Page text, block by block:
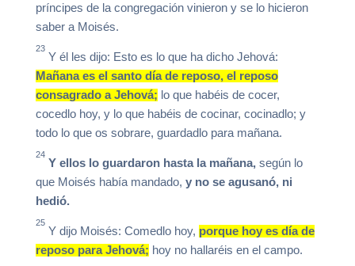
príncipes de la congregación vinieron y se lo hicieron
saber a Moisés.
23
Y él les dijo: Esto es lo que ha dicho Jehová:
Mañana es el santo día de reposo, el reposo
consagrado a Jehová; lo que habéis de cocer,
cocedlo hoy, y lo que habéis de cocinar, cocinadlo; y
todo lo que os sobrare, guardadlo para mañana.
24
Y ellos lo guardaron hasta la mañana,según lo
que Moisés había mandado, y no se agusanó, ni
hedió.
25
Y dijo Moisés: Comedlo hoy, porque hoy es día de
reposo para Jehová; hoy no hallaréis en el campo.